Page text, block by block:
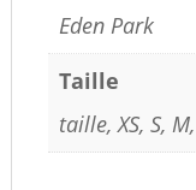
Eden Park
Taille
taille, XS, S, M,